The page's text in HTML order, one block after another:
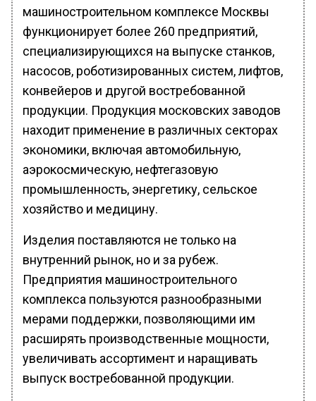
машиностроительном комплексе Москвы
функционирует более 260 предприятий,
специализирующихся на выпуске станков,
насосов, роботизированных систем, лифтов,
конвейеров и другой востребованной
продукции. Продукция московских заводов
находит применение в различных секторах
экономики, включая автомобильную,
аэрокосмическую, нефтегазовую
промышленность, энергетику, сельское
хозяйство и медицину.
Изделия поставляются не только на
внутренний рынок, но и за рубеж.
Предприятия машиностроительного
комплекса пользуются разнообразными
мерами поддержки, позволяющими им
расширять производственные мощности,
увеличивать ассортимент и наращивать
выпуск востребованной продукции.